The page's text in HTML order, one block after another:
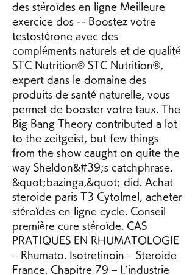
des stéroïdes en ligne Meilleure
exercice dos -- Boostez votre
testostérone avec des
compléments naturels et de qualité
STC Nutrition® STC Nutrition®,
expert dans le domaine des
produits de santé naturelle, vous
permet de booster votre taux. The
Big Bang Theory contributed a lot
to the zeitgeist, but few things
from the show caught on quite the
way Sheldon&#39;s catchphrase,
&quot;bazinga,&quot; did. Achat
steroide paris T3 Cytolmel, acheter
stéroïdes en ligne cycle. Conseil
première cure stéroïde. CAS
PRATIQUES EN RHUMATOLOGIE
– Rhumato. Isotretinoin – Steroide
France. Chapitre 79 – L’industrie